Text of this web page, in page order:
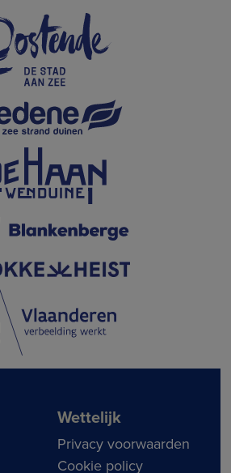
Wettelijk
Privacy voorwaarden
Cookie policy